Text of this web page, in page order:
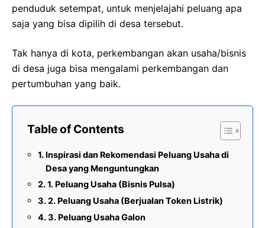
penduduk setempat, untuk menjelajahi peluang apa
saja yang bisa dipilih di desa tersebut.
Tak hanya di kota, perkembangan akan usaha/bisnis
di desa juga bisa mengalami perkembangan dan
pertumbuhan yang baik.
Table of Contents
Inspirasi dan Rekomendasi Peluang Usaha di
Desa yang Menguntungkan
1. Peluang Usaha (Bisnis Pulsa)
2. Peluang Usaha (Berjualan Token Listrik)
3. Peluang Usaha Galon